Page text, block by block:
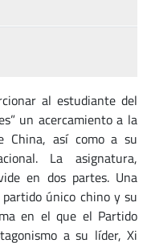
al estudiante del
un acercamiento a la
China, así como a su
La asignatura,
en dos partes. Una
único chino y su
en el que el Partido
a su líder, Xi